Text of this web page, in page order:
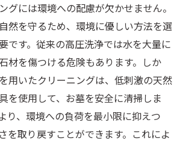
グには環境への配慮が欠かせません。
然を守るため、環境に優しい方法を選
です。従来の高圧洗浄では水を大量に
材を傷つける危険もあります。しか
用いたクリーニングは、低刺激の天然
を使用して、お墓を安全に清掃しま
り、環境への負荷を最小限に抑えつ
を取り戻すことができます。これによ